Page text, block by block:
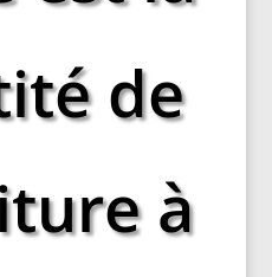
de
à